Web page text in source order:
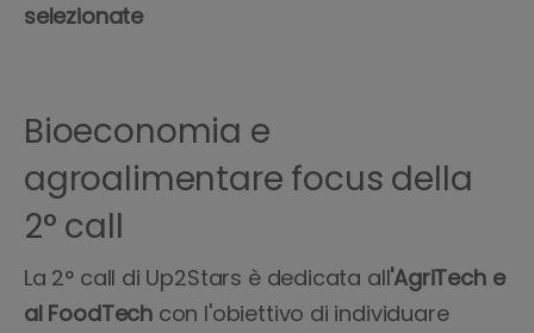
selezionate
Bioeconomia e
agroalimentare focus della
2° call
La 2° call di Up2Stars è dedicata all'AgriTech e
al FoodTech con l'obiettivo di individuare